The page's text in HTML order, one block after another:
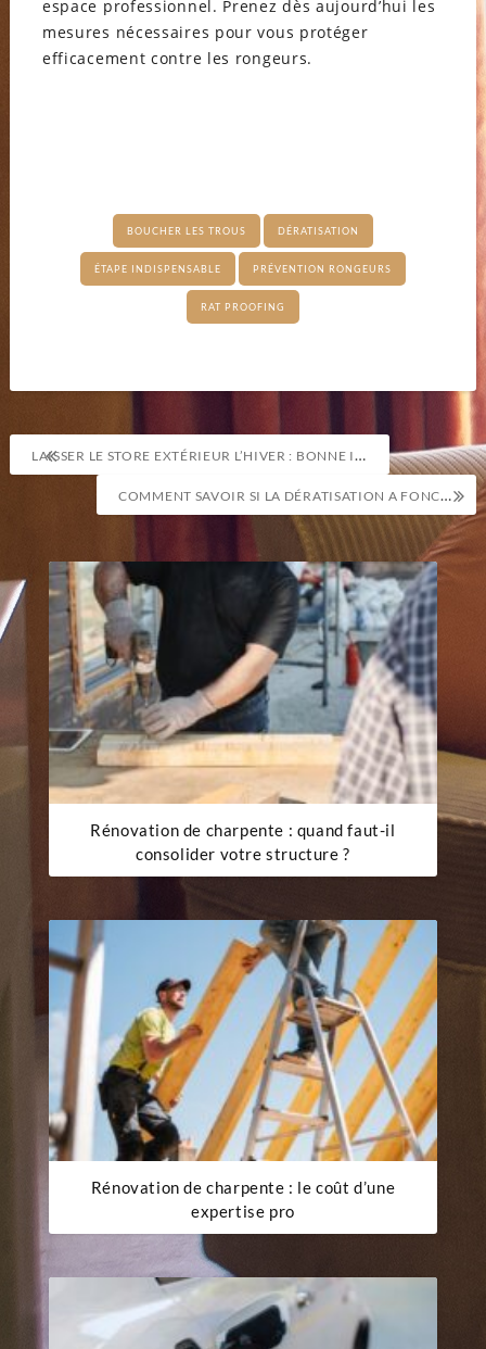
espace professionnel. Prenez dès aujourd’hui les
mesures nécessaires pour vous protéger
efficacement contre les rongeurs.
BOUCHER LES TROUS DÉRATISATION
ÉTAPE INDISPENSABLE PRÉVENTION RONGEURS
RAT PROOFING
Navigation
de
l’article
LAISSER LE STORE EXTÉRIEUR L’HIVER : BONNE IDÉE
COMMENT SAVOIR SI LA DÉRATISATION A FONCTIONNÉ ?
Rénovation de charpente : quand faut-il
consolider votre structure ?
Rénovation de charpente : le coût d’une
expertise pro